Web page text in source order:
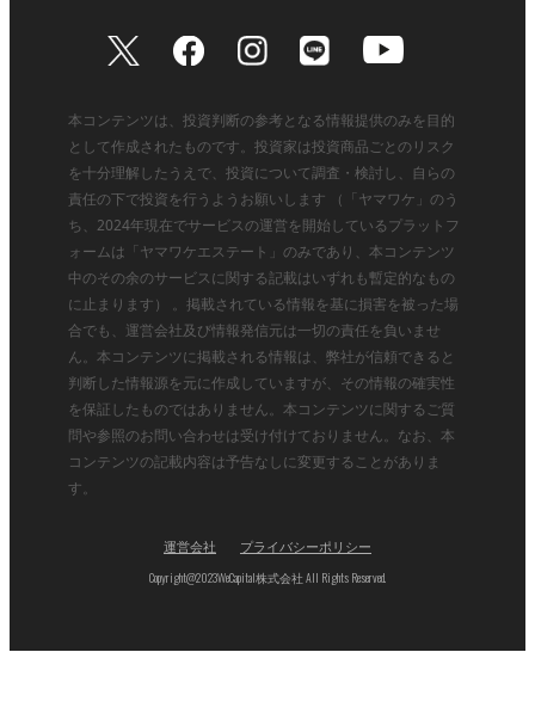
本コンテンツは、投資判断の参考となる情報提供のみを目的
として作成されたものです。投資家は投資商品ごとのリスク
を十分理解したうえで、投資について調査・検討し、自らの
責任の下で投資を行うようお願いします （「ヤマワケ」のう
ち、2024年現在でサービスの運営を開始しているプラットフ
ォームは「ヤマワケエステート」のみであり、本コンテンツ
中のその余のサービスに関する記載はいずれも暫定的なもの
に止まります） 。掲載されている情報を基に損害を被った場
合でも、運営会社及び情報発信元は一切の責任を負いませ
ん。本コンテンツに掲載される情報は、弊社が信頼できると
判断した情報源を元に作成していますが、その情報の確実性
を保証したものではありません。本コンテンツに関するご質
問や参照のお問い合わせは受け付けておりません。なお、本
コンテンツの記載内容は予告なしに変更することがありま
す。
運営会社
プライバシーポリシー
Copyright@2023WeCapital株式会社 All Rights Reserved.